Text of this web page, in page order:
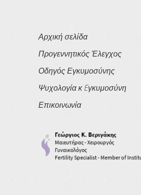
Αρχική σελίδα
Προγεννητικός Έλεγχος
Οδηγός Εγκυμοσύνης
Ψυχολογία κ Eγκυμοσύνη
Επικοινωνία